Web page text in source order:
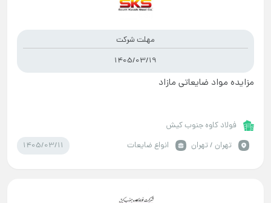
مهلت شرکت
1405/03/19
مزایده مواد ضایعاتی مازاد
فولاد کاوه جنوب کیش
تهران / تهران
انواع ضایعات 1405/03/11